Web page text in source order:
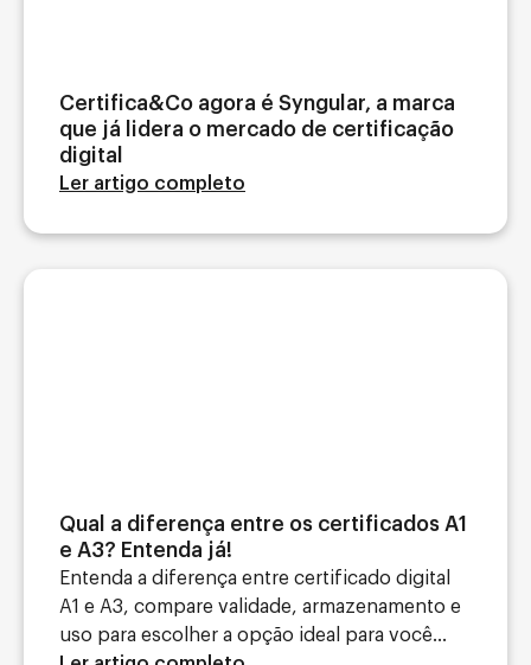
Certifica&Co agora é Syngular, a marca
que já lidera o mercado de certificação
digital
Ler artigo completo
Qual a diferença entre os certificados A1
e A3? Entenda já!
Entenda a diferença entre certificado digital
A1 e A3, compare validade, armazenamento e
uso para escolher a opção ideal para você...